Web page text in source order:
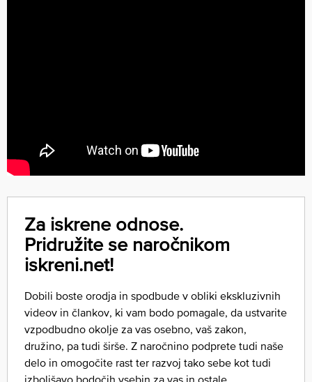
Za iskrene odnose.
Pridružite se naročnikom
iskreni.net!
Dobili boste orodja in spodbude v obliki ekskluzivnih
videov in člankov, ki vam bodo pomagale, da ustvarite
vzpodbudno okolje za vas osebno, vaš zakon,
družino, pa tudi širše. Z naročnino podprete tudi naše
delo in omogočite rast ter razvoj tako sebe kot tudi
izboljšavo bodočih vsebin za vas in ostale.